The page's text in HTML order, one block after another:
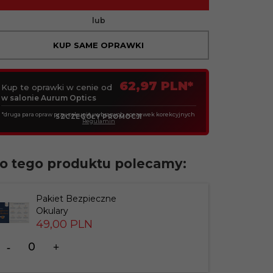
lub
KUP SAME OPRAWKI
Kup te oprawki w cenie od 62,97 PLN*
w salonie Aurum Optics
*druga para opraw przy zakupie wybranych soczewek korekcyjnych
SZCZEGÓŁY PROMOCJI
Regulamin
tego produktu polecamy:
Pakiet Bezpieczne
Okulary
49,00 PLN
dla